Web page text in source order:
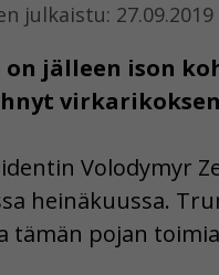
julkaistu: 27.09.2019
jälleen ison
Volodymyr
heinäkuussa.
tämän pojan